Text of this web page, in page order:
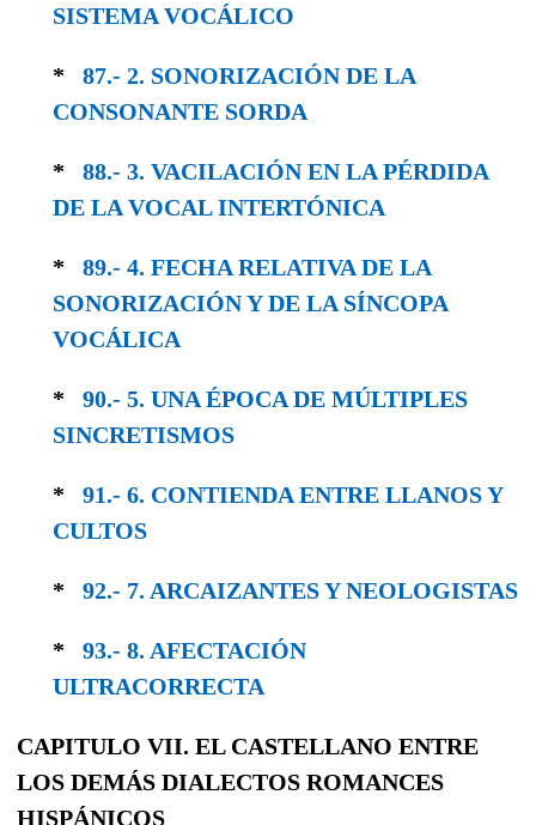
SISTEMA VOCÁLICO
* 87.- 2. SONORIZACIÓN DE LA
CONSONANTE SORDA
* 88.- 3. VACILACIÓN EN LA PÉRDIDA
DE LA VOCAL INTERTÓNICA
* 89.- 4. FECHA RELATIVA DE LA
SONORIZA­CIÓN Y DE LA SÍNCOPA
VOCÁLICA
* 90.- 5. UNA ÉPOCA DE MÚLTIPLES
SINCRE­TISMOS
* 91.- 6. CONTIENDA ENTRE LLANOS Y
CULTOS
* 92.- 7. ARCAIZANTES Y NEOLOGISTAS
* 93.- 8. AFECTACIÓN
ULTRACORRECTA
CAPITULO VII. EL CASTELLANO ENTRE
LOS DEMÁS DIALECTOS ROMANCES
HISPÁNICOS